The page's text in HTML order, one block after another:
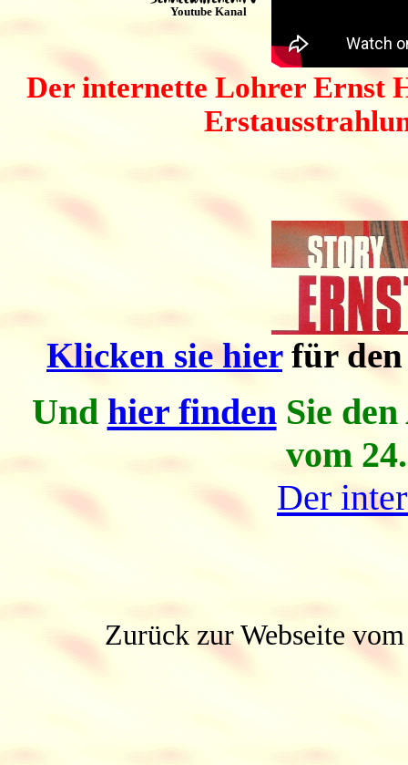
Youtube Kanal
Der internette Lohrer Ernst
Klicken sie hierfür den
Und hier findenSie
vom
Der
Zurück zur Webseite